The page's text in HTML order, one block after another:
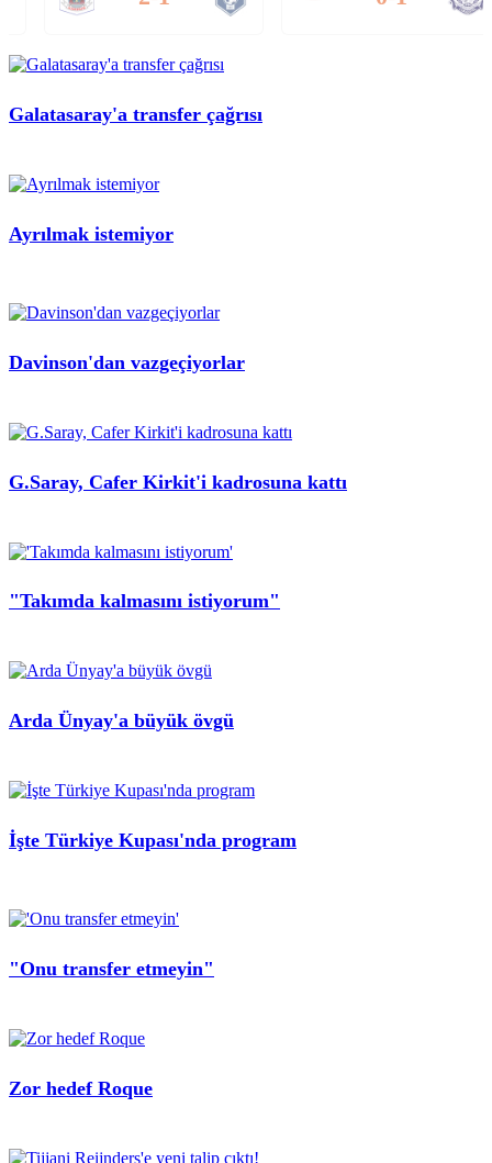
Galatasaray'a transfer çağrısı
Ayrılmak istemiyor
Davinson'dan vazgeçiyorlar
G.Saray, Cafer Kirkit'i kadrosuna kattı
"Takımda kalmasını istiyorum"
Arda Ünyay'a büyük övgü
İşte Türkiye Kupası'nda program
"Onu transfer etmeyin"
Zor hedef Roque